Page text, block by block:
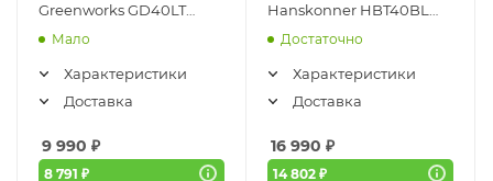
Greenworks GD40LT
(40V, 38см, без АКБ и ЗУ)
Мало
Характеристики
Доставка
9 990 ₽
8 791 ₽
Hanskonner HBT40BL
(1BatterySystem18V,
бесщёточный, без АКБ и
ЗУ)
Достаточно
Характеристики
Доставка
16 990 ₽
14 802 ₽